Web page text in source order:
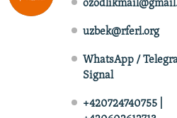
uzbek@rferl.org
WhatsApp /
Signal
+420724740755 |